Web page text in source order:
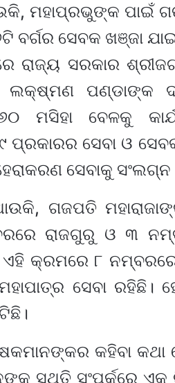
ମହାପ୍ରଭୁଙ୍କ ପାଇଁ
ବର୍ଗର ସେବକ ଖଞ୍ଜା
ରାଜ୍ୟ ସରକାର
ଲକ୍ଷ୍ମଣ ପଣ୍ଡାଙ୍କ
ମସିହା ବେଳକୁ
ପ୍ରକାରର ସେବା ଓ
ସେବାକୁ ସଂଲଗ୍ନ
ଗଜପତି
ରାଜଗୁରୁ ଓ ୩
ଏହି କ୍ରମରେ ୮
ସେବା ରହିଛି।
କହିବା
ସ୍ଥିତି ସଂପର୍କରେ